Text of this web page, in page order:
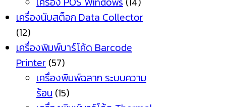
เครื่องนับสต็อก Data Collector
(12)
เครื่องพิมพ์บาร์โค้ด Barcode
Printer (57)
เครื่องพิมพ์ฉลาก ระบบความ
ร้อน (15)